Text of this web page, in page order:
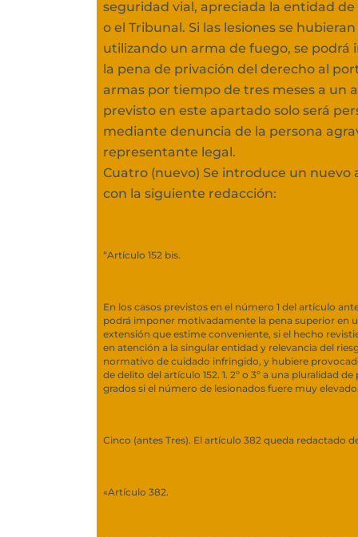
seguridad vial, apreciada la entidad de
o el Tribunal. Si las lesiones se
utilizando un arma de fuego, se
la pena de privación del derecho al
armas por tiempo de tres meses a un
previsto en este apartado solo será
mediante denuncia de la persona
representante legal.
Cuatro (nuevo) Se introduce un nuevo
con la siguiente redacción:
​“Artículo 152 bis.
En los casos previstos en el número 1 del artículo
podrá imponer motivadamente la pena superior en
extensión que estime conveniente, si el hecho
en atención a la singular entidad y relevancia del
normativo de cuidado infringido, y hubiere
de delito del artículo 152. 1. 2º o 3º a una pluralidad
grados si el número de lesionados fuere muy
Cinco (antes Tres). El artículo 382 queda redactado
«Artículo 382.